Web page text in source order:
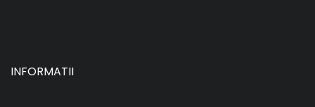
INFORMATII